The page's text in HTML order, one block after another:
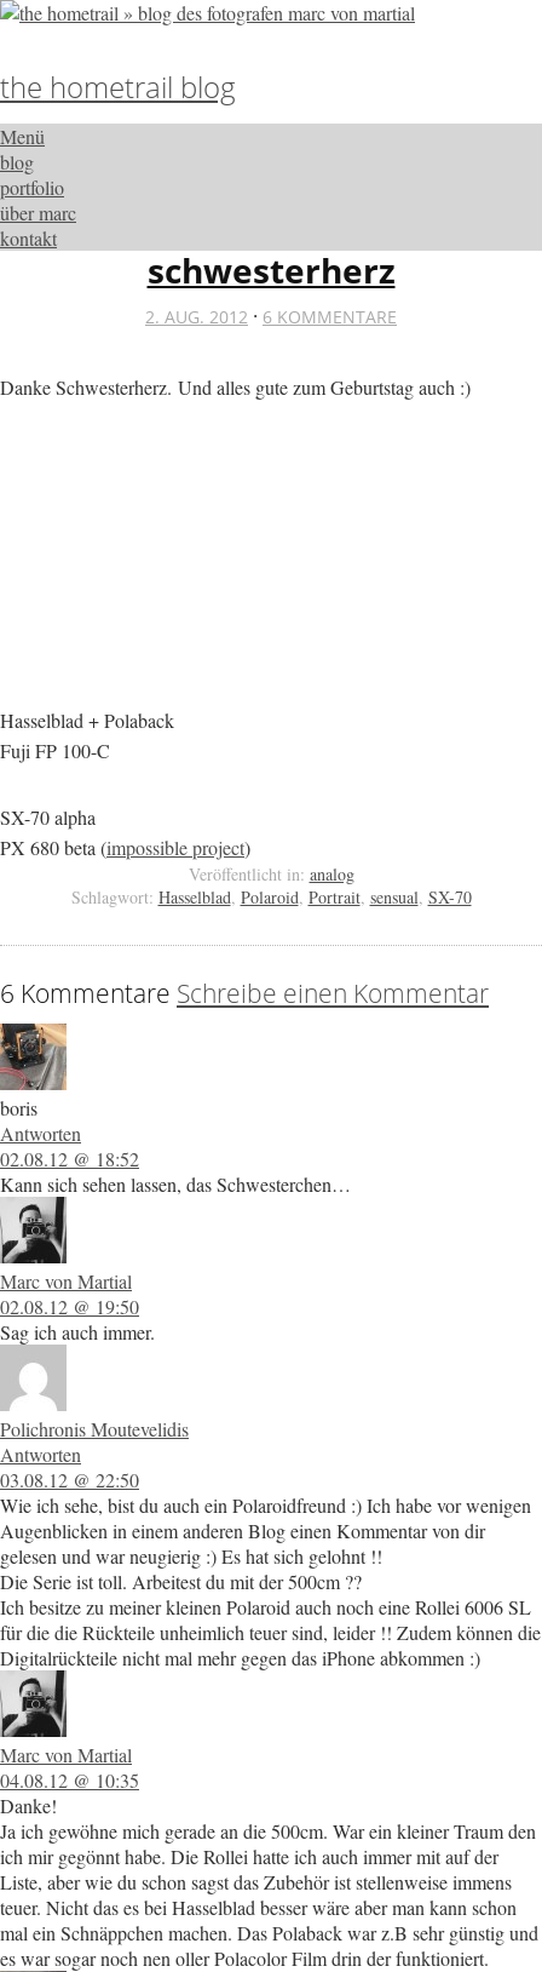
the hometrail blog
Menü
blog
portfolio
über marc
kontakt
schwesterherz
2. AUG. 2012 · 6 KOMMENTARE
Danke Schwesterherz. Und alles gute zum Geburtstag auch :)
Hasselblad + Polaback
Fuji FP 100-C
SX-70 alpha
PX 680 beta (impossible project)
Veröffentlicht in: analog
Schlagwort: Hasselblad, Polaroid, Portrait, sensual, SX-70
6 Kommentare Schreibe einen Kommentar
boris
Antworten
02.08.12 @ 18:52
Kann sich sehen lassen, das Schwesterchen…
Marc von Martial
02.08.12 @ 19:50
Sag ich auch immer.
Polichronis Moutevelidis
Antworten
03.08.12 @ 22:50
Wie ich sehe, bist du auch ein Polaroidfreund :) Ich habe vor wenigen
Augenblicken in einem anderen Blog einen Kommentar von dir
gelesen und war neugierig :) Es hat sich gelohnt !!
Die Serie ist toll. Arbeitest du mit der 500cm ??
Ich besitze zu meiner kleinen Polaroid auch noch eine Rollei 6006 SL
für die die Rückteile unheimlich teuer sind, leider !! Zudem können die
Digitalrückteile nicht mal mehr gegen das iPhone abkommen :)
Marc von Martial
04.08.12 @ 10:35
Danke!
Ja ich gewöhne mich gerade an die 500cm. War ein kleiner Traum den
ich mir gegönnt habe. Die Rollei hatte ich auch immer mit auf der
Liste, aber wie du schon sagst das Zubehör ist stellenweise immens
teuer. Nicht das es bei Hasselblad besser wäre aber man kann schon
mal ein Schnäppchen machen. Das Polaback war z.B sehr günstig und
es war sogar noch nen oller Polacolor Film drin der funktioniert.